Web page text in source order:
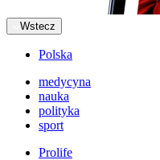
Wstecz
Polska
medycyna
nauka
polityka
sport
Prolife